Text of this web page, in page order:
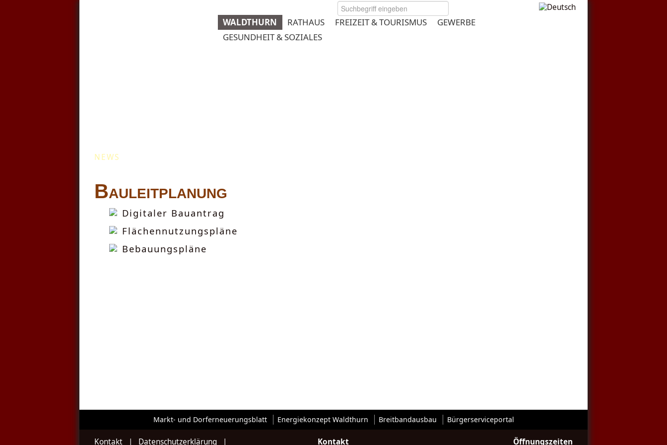
WALDTHURN RATHAUS FREIZEIT & TOURISMUS
GEWERBE
GESUNDHEIT & SOZIALES
NEWS
Bauleitplanung
Digitaler Bauantrag
Flächennutzungspläne
Bebauungspläne
Markt- und Dorferneuerungsblatt Energiekonzept Waldthurn Breitbandausbau Bürgerserviceportal
Kontakt | Datenschutzerklärung | Kontakt Öffnungszeiten